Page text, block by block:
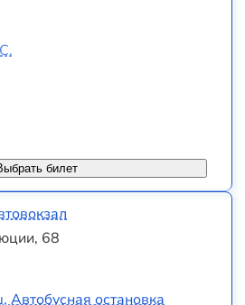
билет
68
остановка